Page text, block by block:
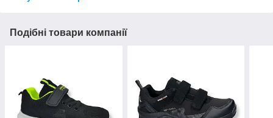
Подібні товари компанії